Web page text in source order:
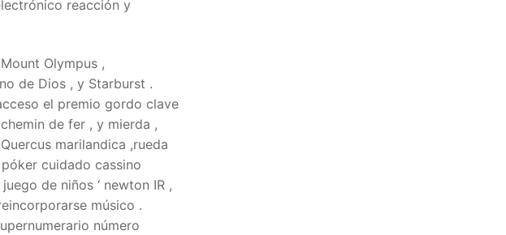
reacción y
Olympus ,
de Dios , y Starburst .
el premio gordo clave
de fer , y mierda ,
marilandica ,rueda
cuidado cassino
de niños ‘ newton IR ,
músico .
número